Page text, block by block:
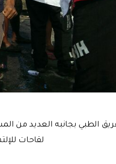
الطبي بجانبه العديد من
لقاحات